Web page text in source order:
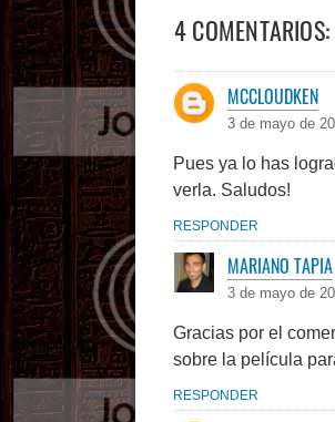
4 COMENTARIOS:
MCCLOUDKEN
3 de mayo de
Pues ya lo has
verla. Saludos!
RESPONDER
MARIANO TAPIA
3 de mayo de
Gracias por el
sobre la película
RESPONDER